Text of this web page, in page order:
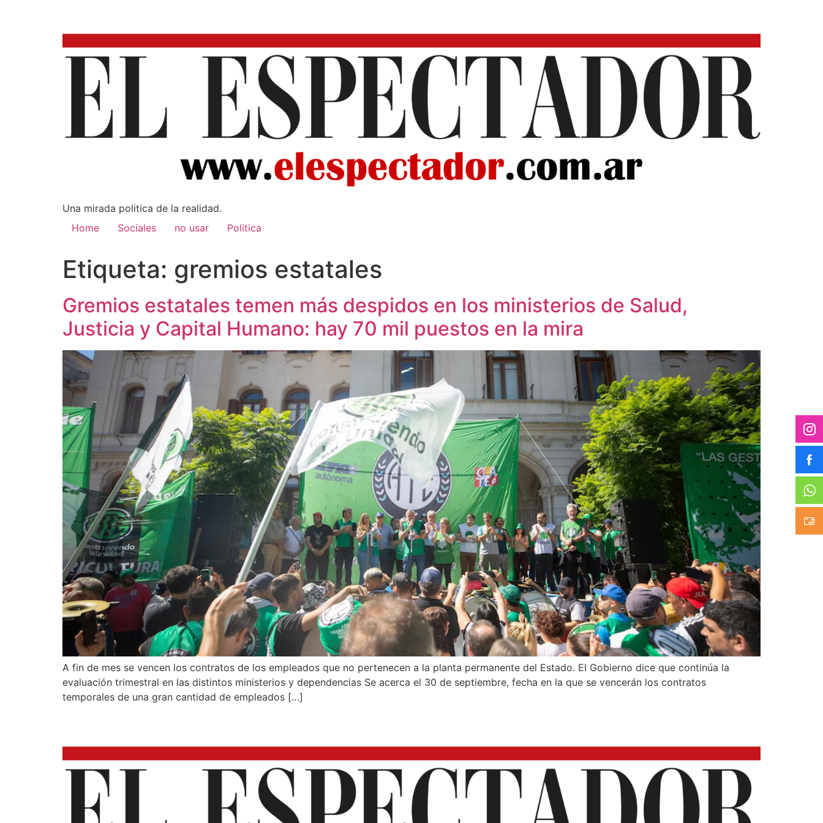
Una mirada poli­tica de la realidad.
Home
Sociales no usar Politica
Etiqueta: gremios estatales
Gremios estatales temen más despidos en los ministerios de Salud,
Justicia y Capital Humano: hay 70 mil puestos en la mira
A fin de mes se vencen los contratos de los empleados que no pertenecen a la planta permanente del Estado. El Gobierno dice que continúa la
evaluación trimestral en las distintos ministerios y dependencias Se acerca el 30 de septiembre, fecha en la que se vencerán los contratos
temporales de una gran cantidad de empleados […]